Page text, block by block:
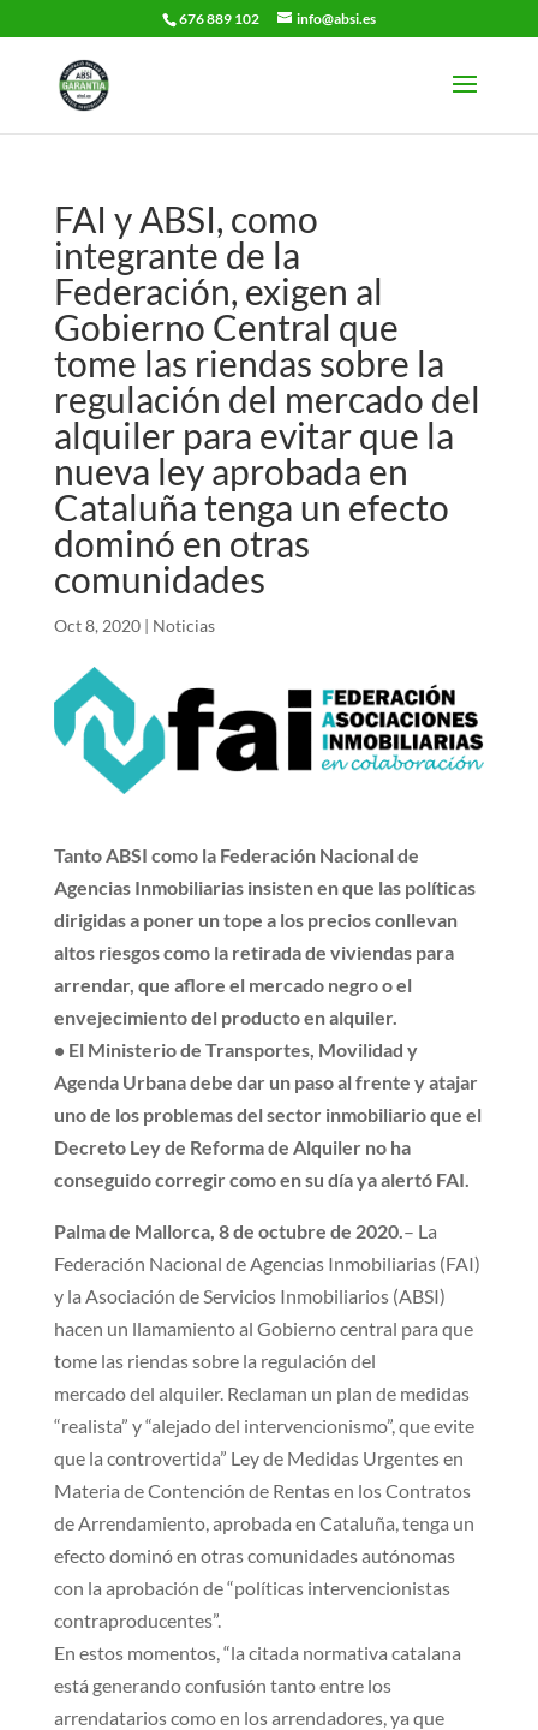
676 889 102 info@absi.es
FAI y ABSI, como
integrante de la
Federación, exigen al
Gobierno Central que
tome las riendas sobre la
regulación del mercado del
alquiler para evitar que la
nueva ley aprobada en
Cataluña tenga un efecto
dominó en otras
comunidades
Oct 8, 2020| Noticias
Tanto ABSI como la Federación Nacional de
Agencias Inmobiliarias insisten en que las políticas
dirigidas a poner un tope a los precios conllevan
altos riesgos como la retirada de viviendas para
arrendar, que aflore el mercado negro o el
envejecimientodel producto en alquiler.
• El Ministerio de Transportes, Movilidad y
Agenda Urbana debe dar un paso alfrente y atajar
uno de los problemas del sector inmobiliario que el
Decreto Leyde Reforma de Alquiler no ha
conseguido corregir como en su día ya alertó FAI.
Palma de Mallorca, 8 de octubre de 2020. – La
Federación Nacional de Agencias Inmobiliarias (FAI)
y la Asociación de Servicios Inmobiliarios (ABSI)
hacen un llamamiento al Gobierno central para que
tome las riendas sobre la regulación del
mercado del alquiler. Reclaman un plan de medidas
“realista” y “alejado del intervencionismo”, que evite
que la controvertida” Ley de Medidas Urgentes en
Materia de Contención de Rentas en los Contratos
de Arrendamiento, aprobada en Cataluña, tenga un
efecto dominó en otras comunidades autónomas
con la aprobación de “políticas intervencionistas
contraproducentes”.
En estos momentos, “la citada normativa catalana
está generando confusión tanto entre los
arrendatarios como en los arrendadores, ya que